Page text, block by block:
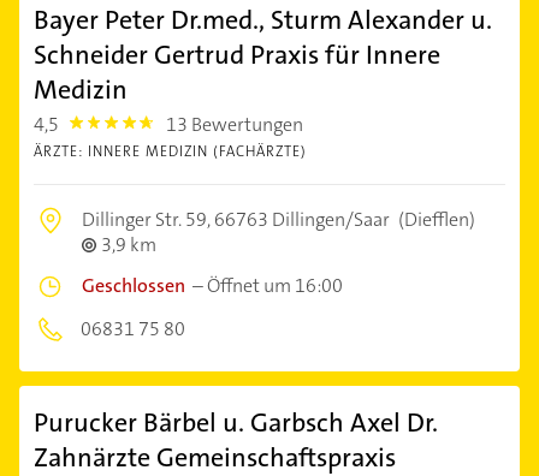
Bayer Peter Dr.med., Sturm Alexander u.
Schneider Gertrud Praxis für Innere
Medizin
4,5 4.5 13 Bewertungen
ÄRZTE: INNERE MEDIZIN (FACHÄRZTE)
Dillinger Str. 59,66763 Dillingen/Saar (Diefflen)
3,9 km
Geschlossen –Öffnet um 16:00
06831 75 80
Purucker Bärbel u. Garbsch Axel Dr.
Zahnärzte Gemeinschaftspraxis